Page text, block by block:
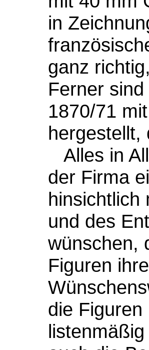
in
ganz
Ferner
1870/71
hergestellt,
Alles in
der Firma
hinsichtlich
und des
wünschen,
Figuren
die